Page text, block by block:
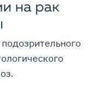
на рак